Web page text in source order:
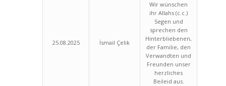
25.08.2025 İsmail Çelik
Wir wünschen
ihr Allahs (c.c.)
Segen und
sprechen den
Hinterbliebenen,
der Familie, den
Verwandten und
Freunden unser
herzliches
Beileid aus.